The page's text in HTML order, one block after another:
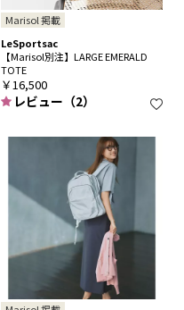
Marisol 掲載
LeSportsac
【Marisol別注】LARGE EMERALD
TOTE
￥16,500
レビュー（2）